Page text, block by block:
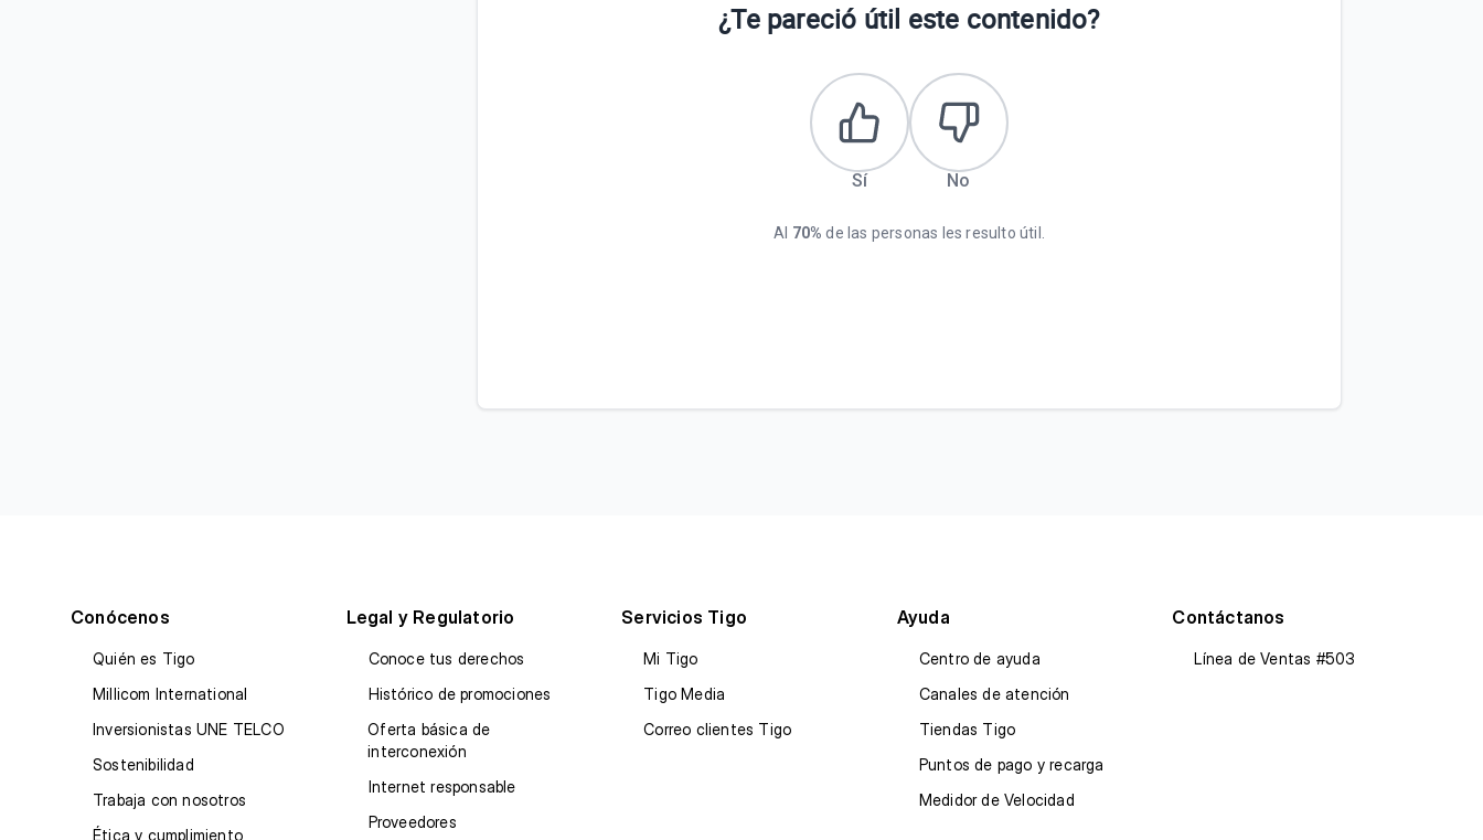
¿Te pareció útil este contenido?
Sí No
Al 70% de las personas les resulto útil.
Conócenos
Quién es Tigo
Millicom International
Inversionistas UNE TELCO
Sostenibilidad
Trabaja con nosotros
Ética y cumplimiento
Legal y Regulatorio
Conoce tus derechos
Histórico de promociones
Oferta básica de
interconexión
Internet responsable
Proveedores
Servicios Tigo
Mi Tigo
Tigo Media
Correo clientes Tigo
Ayuda
Centro de ayuda
Canales de atención
Tiendas Tigo
Puntos de pago y recarga
Medidor de Velocidad
Contáctanos
Línea de Ventas #503